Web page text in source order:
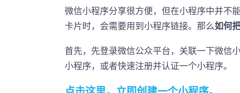
微信小程序分享很方便，但在小程序中并不
卡片时，会需要用到小程序链接。那么如何
首先，先登录微信公众平台，关联一下微信
小程序，或者快速注册并认证一个小程序。